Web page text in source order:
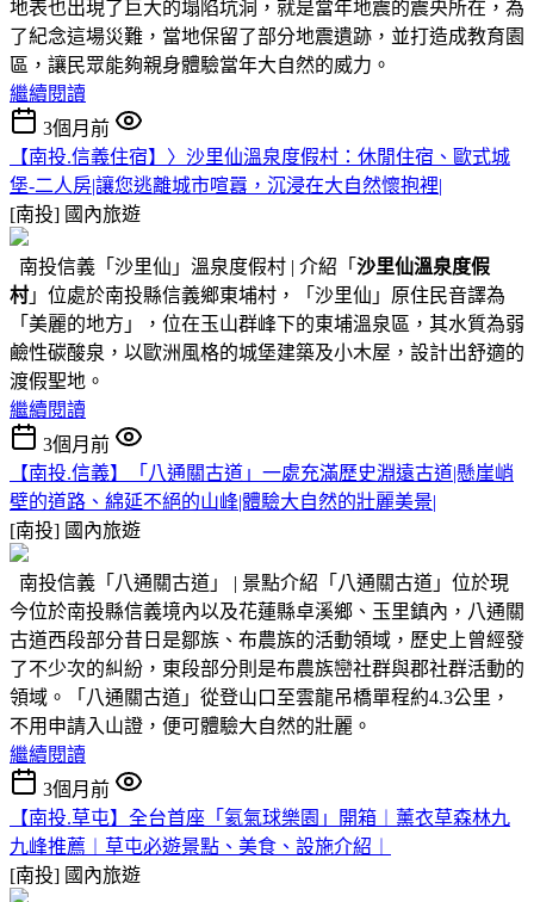
地表也出現了巨大的塌陷坑洞，就是當年地震的震央所在，為
了紀念這場災難，當地保留了部分地震遺跡，並打造成教育園
區，讓民眾能夠親身體驗當年大自然的威力。
繼續閱讀
3個月前
【南投.信義住宿】〉沙里仙溫泉度假村：休閒住宿、歐式城
堡-二人房|讓您逃離城市喧囂，沉浸在大自然懷抱裡|
[南投] 國內旅遊
南投信義「沙里仙」溫泉度假村 | 介紹「 沙里仙溫泉度假
村」位處於南投縣信義鄉東埔村，「沙里仙」原住民音譯為
「美麗的地方」，位在玉山群峰下的東埔溫泉區，其水質為弱
鹼性碳酸泉，以歐洲風格的城堡建築及小木屋，設計出舒適的
渡假聖地。
繼續閱讀
3個月前
【南投.信義】「八通關古道」一處充滿歷史淵遠古道|懸崖峭
壁的道路、綿延不絕的山峰|體驗大自然的壯麗美景|
[南投] 國內旅遊
南投信義「八通關古道」 | 景點介紹「八通關古道」位於現
今位於南投縣信義境內以及花蓮縣卓溪鄉、玉里鎮內，八通關
古道西段部分昔日是鄒族、布農族的活動領域，歷史上曾經發
了不少次的糾紛，東段部分則是布農族巒社群與郡社群活動的
領域。「八通關古道」從登山口至雲龍吊橋單程約4.3公里，
不用申請入山證，便可體驗大自然的壯麗。
繼續閱讀
3個月前
【南投.草屯】全台首座「氦氣球樂園」開箱︱薰衣草森林九
九峰推薦︱草屯必遊景點、美食、設施介紹︱
[南投] 國內旅遊